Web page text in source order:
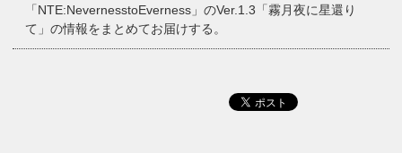
「NTE:NevernesstoEverness」のVer.1.3「霧月夜に星還り
て」の情報をまとめてお届けする。